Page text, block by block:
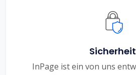
Sicherheit
InPage ist ein von uns